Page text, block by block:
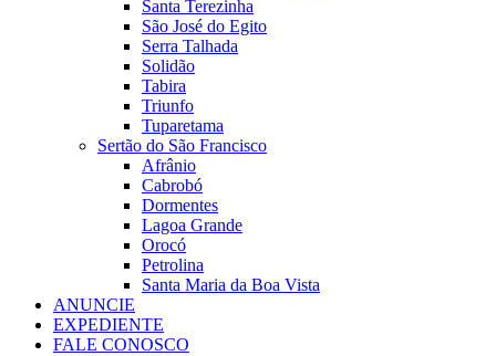
Santa Terezinha
São José do Egito
Serra Talhada
Solidão
Tabira
Triunfo
Tuparetama
Sertão do São Francisco
Afrânio
Cabrobó
Dormentes
Lagoa Grande
Orocó
Petrolina
Santa Maria da Boa Vista
ANUNCIE
EXPEDIENTE
FALE CONOSCO